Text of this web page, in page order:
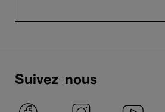
Suivez-nous